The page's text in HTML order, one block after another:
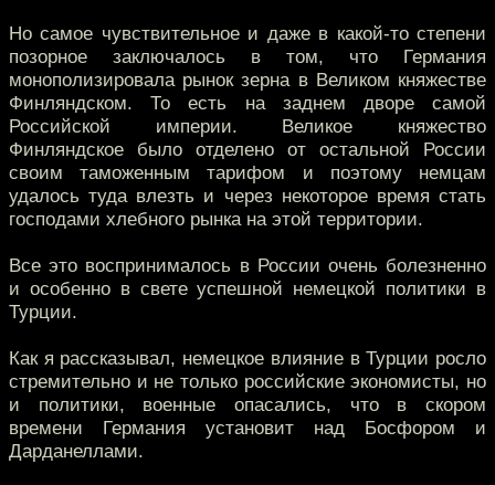
Но самое чувствительное и даже в какой-то степени
позорное заключалось в том, что Германия
монополизировала рынок зерна в Великом княжестве
Финляндском. То есть на заднем дворе самой
Российской империи. Великое княжество
Финляндское было отделено от остальной России
своим таможенным тарифом и поэтому немцам
удалось туда влезть и через некоторое время стать
господами хлебного рынка на этой территории.
Все это воспринималось в России очень болезненно
и особенно в свете успешной немецкой политики в
Турции.
Как я рассказывал, немецкое влияние в Турции росло
стремительно и не только российские экономисты, но
и политики, военные опасались, что в скором
времени Германия установит над Босфором и
Дарданеллами.